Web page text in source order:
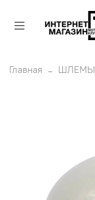
Главная ШЛЕМЫ